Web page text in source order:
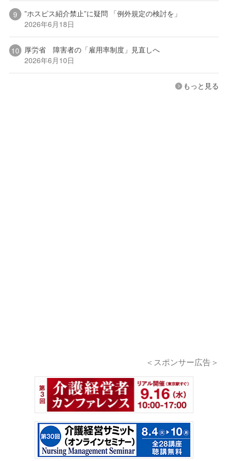
”ホスピス紹介禁止”に疑問 「例外規定の検討を」
2026年6月18日
厚労省 障害者の「雇用率制度」見直しへ
2026年6月10日
もっと見る
＜スポンサー広告＞